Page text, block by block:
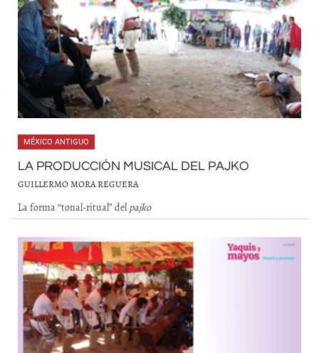
MÉXICO ANTIGUO
LA PRODUCCIÓN MUSICAL DEL PAJKO
GUILLERMO MORA REGUERA
La forma “tonal-ritual” del pajko